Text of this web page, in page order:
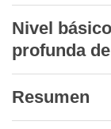
Nivel
profunda
Resumen